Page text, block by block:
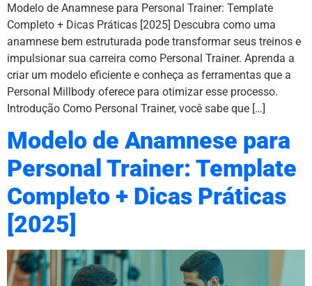
Modelo de Anamnese para Personal Trainer: Template
Completo + Dicas Práticas [2025] Descubra como uma
anamnese bem estruturada pode transformar seus treinos e
impulsionar sua carreira como Personal Trainer. Aprenda a
criar um modelo eficiente e conheça as ferramentas que a
Personal Millbody oferece para otimizar esse processo.
Introdução Como Personal Trainer, você sabe que […]
Modelo de Anamnese para
Personal Trainer: Template
Completo + Dicas Práticas
[2025]